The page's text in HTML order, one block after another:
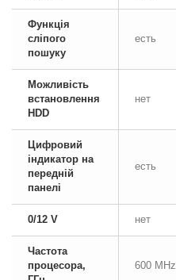
Функція
сліпого
пошуку
есть
Можливість
встановлення
HDD
нет
Цифровий
індикатор на
передній
панелі
есть
0/12 V нет
Частота
процесора,
600 MHz